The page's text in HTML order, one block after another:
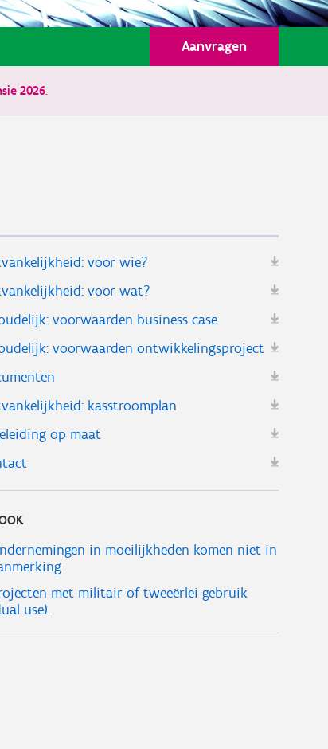
Aanvragen
2026
voor wie?
voor wat?
voorwaarden business case
voorwaarden ontwikkelingsproject
kasstroomplan
op maat
in moeilijkheden komen niet in
met militair of tweeërlei gebruik
use).